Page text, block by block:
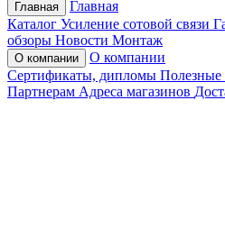
Главная
Главная
Каталог Усиление сотовой связи
обзоры Новости Монтаж
О компании
О компании
Сертификаты, дипломы Полезные
Партнерам Адреса магазинов